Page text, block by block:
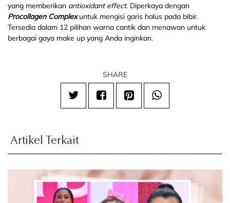
yang memberikan antioxidant effect. Diperkaya dengan
Procollagen Complexuntuk mengisi garis halus pada bibir.
Tersedia dalam 12 pilihan warna cantik dan menawan untuk
berbagai gaya make up yang Anda inginkan.
SHARE
Artikel Terkait